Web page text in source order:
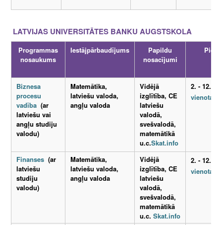
LATVIJAS UNIVERSITĀTES BANKU AUGSTSKOLA
Programmas
nosaukums
Iestājpārbaudījums
Papildu
nosacījumi
Biznesa
procesu
vadība (ar
latviešu vai
angļu studiju
valodu)
Matemātika,
latviešu valoda,
angļu valoda
Vidējā
izglītība, CE
latviešu
valodā,
svešvalodā,
matemātikā
u.c.Skat.info
2. - 12.
Finanses (ar
latviešu
studiju
valodu)
Matemātika,
latviešu valoda,
angļu valoda
Vidējā
izglītība, CE
latviešu
valodā,
svešvalodā,
matemātikā
u.c. Skat.info
2. - 12.